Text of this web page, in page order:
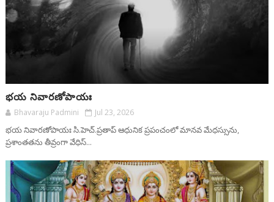
భయ నివారణోపాయః
Bhavaraju Padmini Jul 23, 2026
భయ నివారణోపాయః సి.హెచ్.ప్రతాప్ ఆధునిక ప్రపంచంలో మానవ మేధస్సును,
ప్రశాంతతను తీవ్రంగా వేధిస్...